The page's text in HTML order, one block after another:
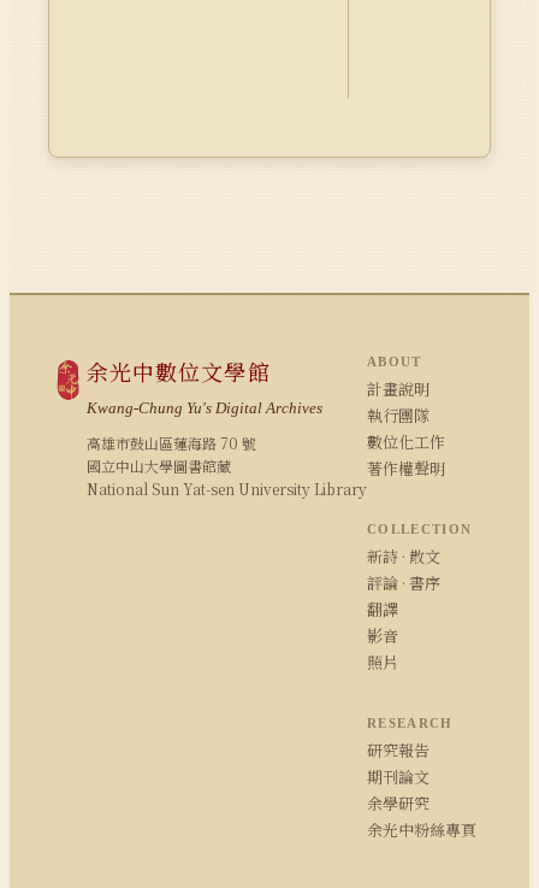
余光中數位文學館
Kwang-Chung Yu's Digital Archives
高雄市鼓山區蓮海路 70 號
國立中山大學圖書館藏
National Sun Yat-sen University Library
ABOUT
計畫說明
執行團隊
數位化工作
著作權聲明
COLLECTION
新詩 · 散文
評論 · 書序
翻譯
影音
照片
RESEARCH
研究報告
期刊論文
余學研究
余光中粉絲專頁